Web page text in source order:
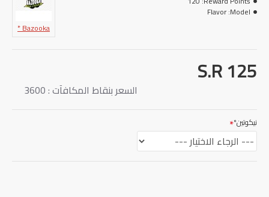
صنع في امريكا
S.R 125
السعر بنقاط المكافآت : 3600
Model:
Flavor
Bazooka *
نيكوتين*